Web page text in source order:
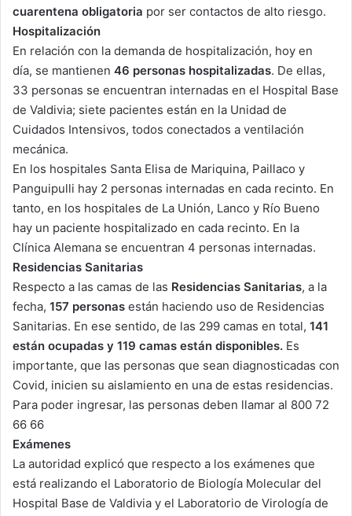
cuarentena obligatoria por ser contactos de alto riesgo.
Hospitalización
En relación con la demanda de hospitalización, hoy en
día, se mantienen 46 personas hospitalizadas. De ellas,
33 personas se encuentran internadas en el Hospital Base
de Valdivia; siete pacientes están en la Unidad de
Cuidados Intensivos, todos conectados a ventilación
mecánica.
En los hospitales Santa Elisa de Mariquina, Paillaco y
Panguipulli hay 2 personas internadas en cada recinto. En
tanto, en los hospitales de La Unión, Lanco y Río Bueno
hay un paciente hospitalizado en cada recinto. En la
Clínica Alemana se encuentran 4 personas internadas.
Residencias Sanitarias
Respecto a las camas de las Residencias Sanitarias, a la
fecha, 157 personas están haciendo uso de Residencias
Sanitarias. En ese sentido, de las 299 camas en total, 141
están ocupadas y 119 camas están disponibles. Es
importante, que las personas que sean diagnosticadas con
Covid, inicien su aislamiento en una de estas residencias.
Para poder ingresar, las personas deben llamar al 800 72
66 66
Exámenes
La autoridad explicó que respecto a los exámenes que
está realizando el Laboratorio de Biología Molecular del
Hospital Base de Valdivia y el Laboratorio de Virología de